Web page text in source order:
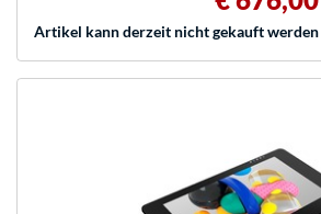
Artikel kann derzeit nicht gekauft werden